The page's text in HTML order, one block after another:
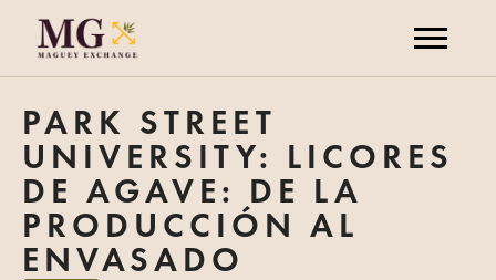
PARK STREET
UNIVERSITY: LICORES
DE AGAVE: DE LA
PRODUCCIÓN AL
ENVASADO